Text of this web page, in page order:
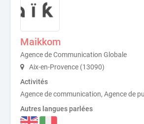
Maikkom
Agence de Communication Globale
Aix-en-Provence (13090)
Activités
Agence de communication, Agence de
Autres langues parlées